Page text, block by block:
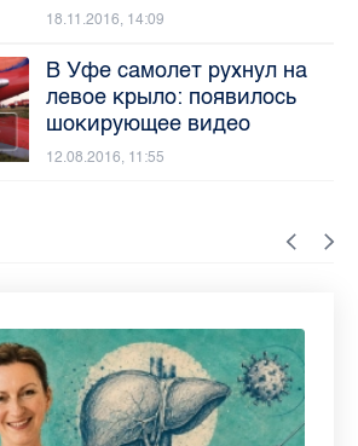
18.11.2016, 14:09
В Уфе самолет рухнул на
левое крыло: появилось
шокирующее видео
12.08.2016, 11:55